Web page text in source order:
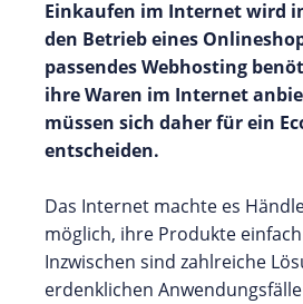
Einkaufen im Internet wird
den Betrieb eines
passendes Webhosting
ihre Waren im Internet
müssen sich daher für ein
entscheiden.
Das Internet machte es
möglich, ihre Produkte
Inzwischen sind zahlreiche
erdenklichen